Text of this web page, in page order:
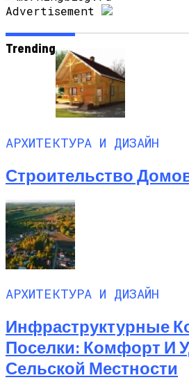
Творожное
Идеального
Advertisement
Trending
АРХИТЕКТУРА И ДИЗАЙН
Строительство
АРХИТЕКТУРА И ДИЗАЙН
Инфраструктурные
Поселки: Комфорт И
Сельской Местности